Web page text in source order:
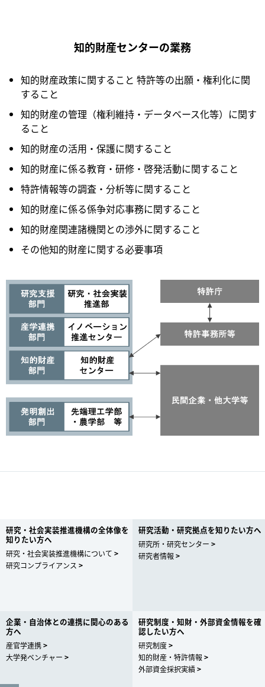
知的財産センターの業務
知的財産政策に関すること 特許等の出願・権利化に関
すること
知的財産の管理（権利維持・データベース化等）に関す
ること
知的財産の活用・保護に関すること
知的財産に係る教育・研修・啓発活動に関すること
特許情報等の調査・分析等に関すること
知的財産に係る係争対応事務に関すること
知的財産関連諸機関との渉外に関すること
その他知的財産に関する必要事項
研究・社会実装推進機構の全体像を
知りたい方へ
研究・社会実装推進機構について
研究コンプライアンス
研究活動・研究拠点を知りたい方へ
研究所・研究センター
研究者情報
企業・自治体との連携に関心のある
方へ
産官学連携
大学発ベンチャー
研究制度・知財・外部資金情報を確
認したい方へ
研究制度
知的財産・特許情報
外部資金採択実績